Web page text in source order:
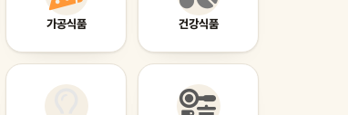
가공식품 건강식품